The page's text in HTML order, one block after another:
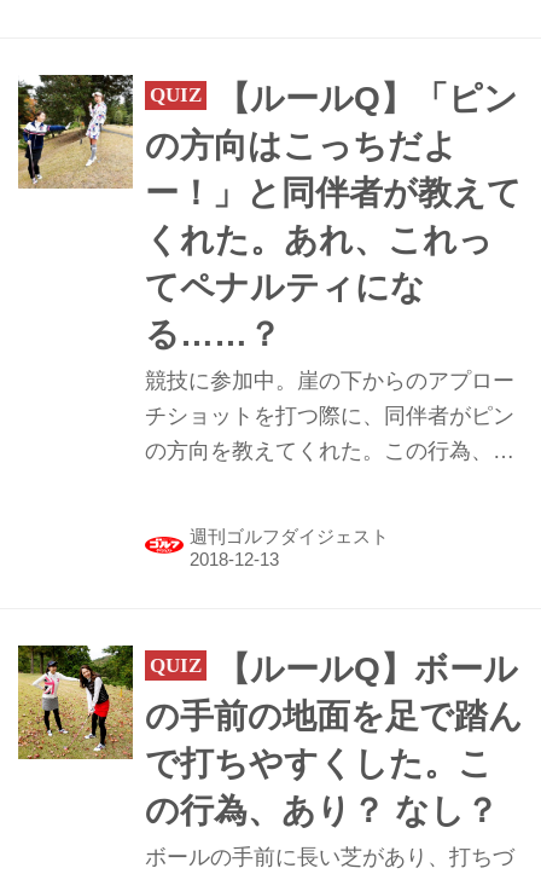
【ルールQ】「ピン
の方向はこっちだよ
ー！」と同伴者が教えて
くれた。あれ、これっ
てペナルティにな
る……？
競技に参加中。崖の下からのアプロー
チショットを打つ際に、同伴者がピン
の方向を教えてくれた。この行為、ア
週刊ゴルフダイジェスト
【ルールQ】ボール
の手前の地面を足で踏ん
で打ちやすくした。こ
の行為、あり？ なし？
ボールの手前に長い芝があり、打ちづ